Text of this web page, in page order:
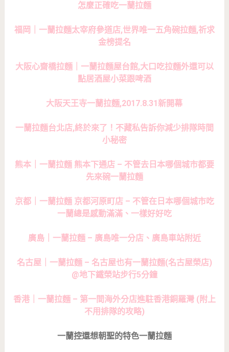
怎麼正確吃一蘭拉麵
福岡｜一蘭拉麵太宰府參道店,世界唯一五角碗拉麵,祈求
金榜提名
大阪心齋橋拉麵｜一蘭拉麵屋台館,大口吃拉麵外還可以
點居酒屋小菜跟啤酒
大阪天王寺一蘭拉麵,2017.8.31新開幕
一蘭拉麵台北店,終於來了！不藏私告訴你減少排隊時間
小秘密
熊本｜一蘭拉麵 熊本下通店 – 不管去日本哪個城市都要
先來碗一蘭拉麵
京都｜一蘭拉麵 京都河原町店 – 不管在日本哪個城市吃
一蘭總是感動滿滿、一樣好好吃
廣島｜一蘭拉麵 – 廣島唯一分店、廣島車站附近
名古屋｜一蘭拉麵 – 名古屋也有一蘭拉麵(名古屋榮店)
@地下鐵榮站步行5分鐘
香港｜一蘭拉麵 – 第一間海外分店進駐香港銅羅灣 (附上
不用排隊的攻略)
一蘭控還想朝聖的特色一蘭拉麵